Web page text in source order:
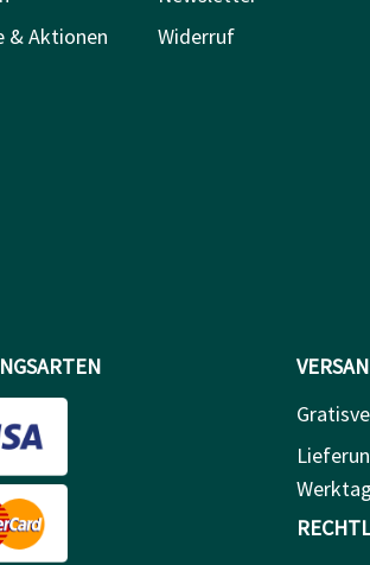
& Aktionen
Widerruf